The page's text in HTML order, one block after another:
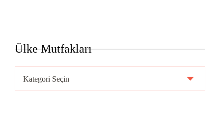
Ülke Mutfakları
Mutfakları